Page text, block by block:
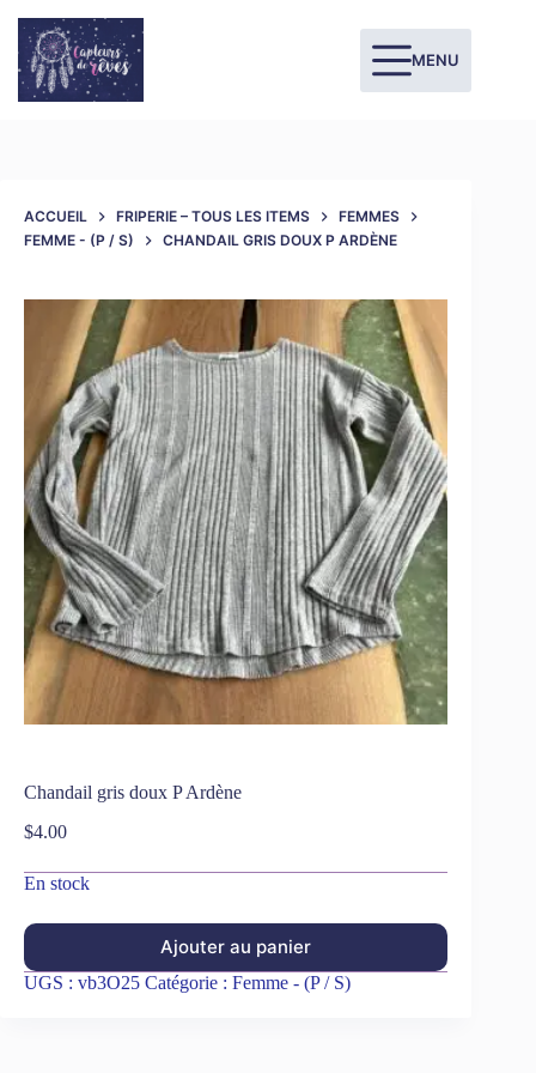
MENU
ACCUEIL FRIPERIE – TOUS LES ITEMS
FEMMES
FEMME - (P / S)
CHANDAIL GRIS DOUX P ARDÈNE
Chandail gris doux P Ardène
$4.00
En stock
Ajouter au panier
UGS : vb3O25 Catégorie : Femme - (P / S)